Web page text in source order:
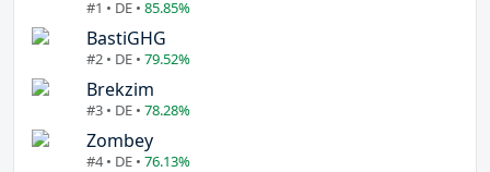
#1 • DE • 85.85%
BastiGHG
#2 • DE • 79.52%
Brekzim
#3 • DE • 78.28%
Zombey
#4 • DE • 76.13%